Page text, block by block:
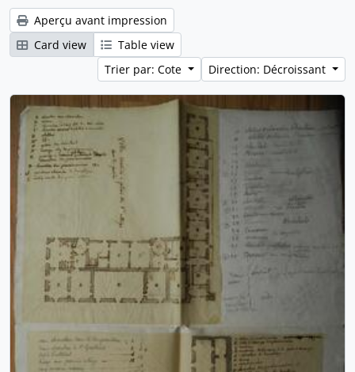
Aperçu avant impression
Card view
Table view
Trier par: Cote
Direction: Décroissant